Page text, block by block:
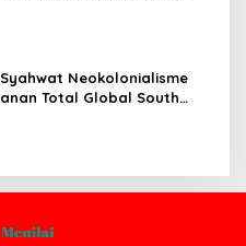
Neokolonialisme
Total Global South